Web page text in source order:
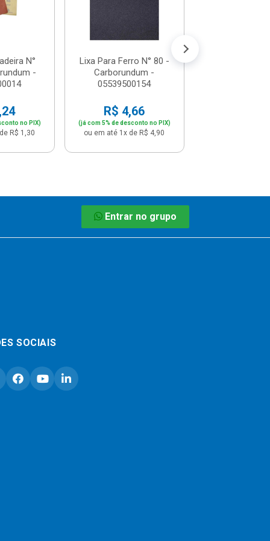
N°
-
no PIX)
R$ 1,30
Lixa Para Ferro N° 80 -
Carborundum -
05539500154
R$ 4,66
(já com 5% de desconto no PIX)
ou em até 1x de R$ 4,90
Entrar no grupo
SOCIAIS